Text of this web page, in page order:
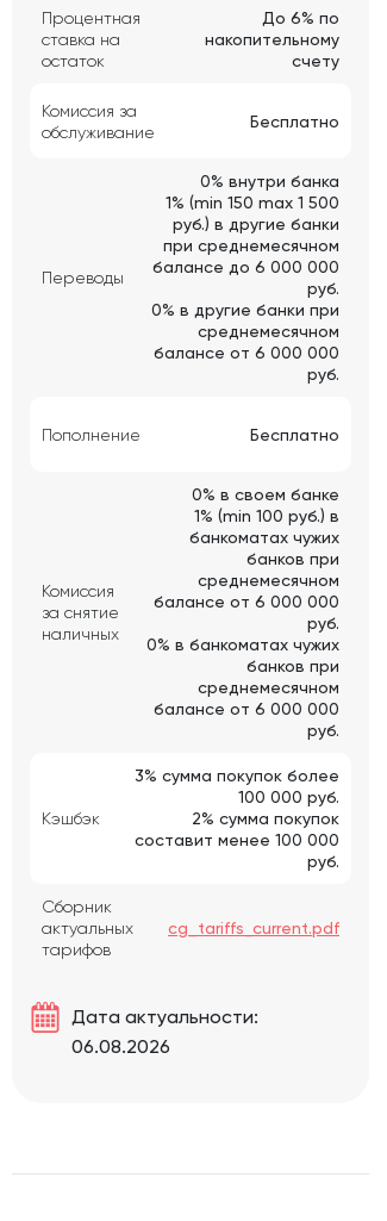
Процентная
ставка на
остаток
До 6% по
накопительному
счету
Комиссия за
обслуживание
Бесплатно
Переводы
0% внутри банка
1% (min 150 max 1 500
руб.) в другие банки
при среднемесячном
балансе до 6 000 000
руб.
0% в другие банки при
среднемесячном
балансе от 6 000 000
руб.
Пополнение Бесплатно
Комиссия
за снятие
наличных
0% в своем банке
1% (min 100 руб.) в
банкоматах чужих
банков при
среднемесячном
балансе от 6 000 000
руб.
0% в банкоматах чужих
банков при
среднемесячном
балансе от 6 000 000
руб.
Кэшбэк
3% сумма покупок более
100 000 руб.
2% сумма покупок
составит менее 100 000
руб.
Сборник
актуальных
тарифов
cg_tariffs_current.pdf
Дата актуальности:
06.08.2026